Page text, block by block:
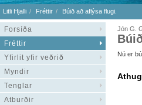
Litli Hjalli Fréttir Búið að aflýsa flugi.
Forsíða
Fréttir
Yfirlit yfir veðrið
Myndir
Tenglar
Atburðir
Jón G.
Nú er